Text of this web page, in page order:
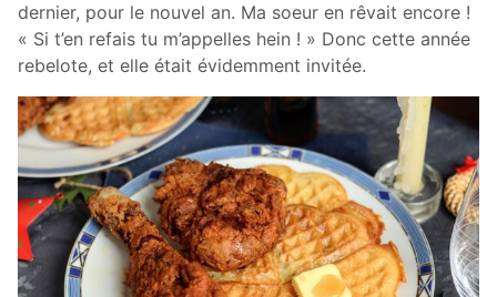
dernier, pour le nouvel an. Ma soeur en rêvait encore !
« Si t’en refais tu m’appelles hein ! » Donc cette année
rebelote, et elle était évidemment invitée.